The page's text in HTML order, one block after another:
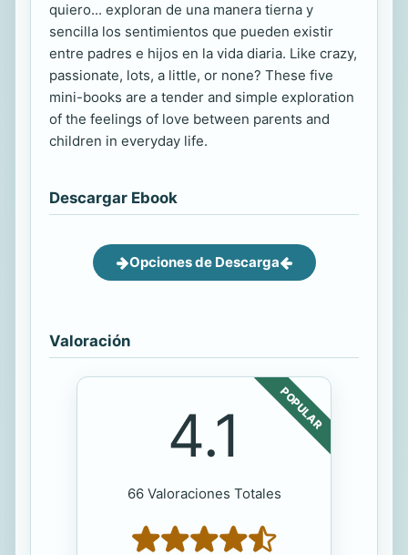
quiero... exploran de una manera tierna y
sencilla los sentimientos que pueden existir
entre padres e hijos en la vida diaria. Like crazy,
passionate, lots, a little, or none? These five
mini-books are a tender and simple exploration
of the feelings of love between parents and
children in everyday life.
Descargar Ebook
Opciones de Descarga
Valoración
POPULAR
4.1
66 Valoraciones Totales